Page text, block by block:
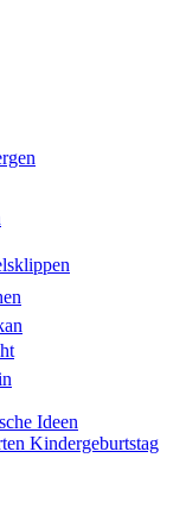
Ideen
Kindergeburtstag